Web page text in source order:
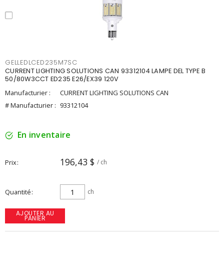
GELLEDLCED235M7SC
CURRENT LIGHTING SOLUTIONS CAN 93312104 LAMPE DEL TYPE B
50/80W3CCT ED235 E26/EX39 120V
Manufacturier :
CURRENT LIGHTING SOLUTIONS CAN
# Manufacturier : 93312104
En inventaire
Prix 196,43 $ / ch
Quantité ch
AJOUTER AU
PANIER